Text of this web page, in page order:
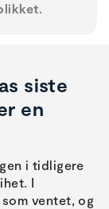
siste
en
i tidligere
I
ventet, og